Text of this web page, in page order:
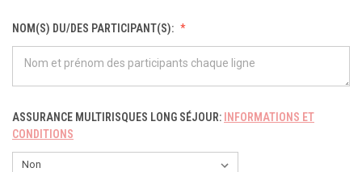
NOM(S) DU/DES PARTICIPANT(S):
ASSURANCE MULTIRISQUES LONG SÉJOUR: INFORMATIONS ET
CONDITIONS